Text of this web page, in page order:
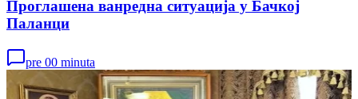
Проглашена ванредна ситуација у Бачкој
Паланци
pre 00 minuta